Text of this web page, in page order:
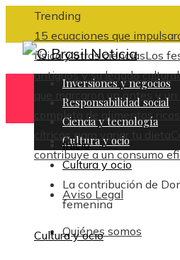
Trending
15 ecuaciones que
física y otras cienciasLos
antiguos y su legado cultural
que marcaron un antes y
completa de alimentos
cítricos para variar tu dieta
contribuye a un consumo
Aviso Legal
Quiénes somos
Inversiones y negocios
Responsabilidad social
Ciencia y tecnología
Cultura y ocio
Inicio
Cultura y ocio
La contribución de
femenina
Cultura y ocio